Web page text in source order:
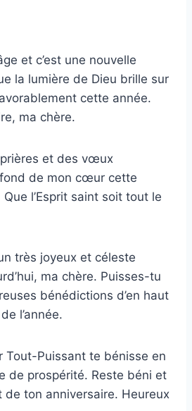
et c’est une nouvelle
la lumière de Dieu brille sur
cette année.
ma chère.
prières et des vœux
fond de mon cœur cette
l’Esprit saint soit tout le
très joyeux et céleste
ma chère. Puisses-tu
bénédictions d’en haut
l’année.
Tout-Puissant te bénisse en
de prospérité. Reste béni et
de ton anniversaire. Heureux